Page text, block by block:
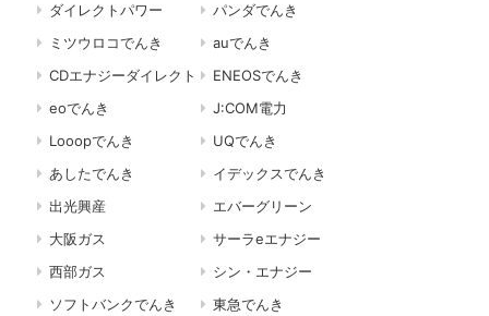
ダイレクトパワー
パンダでんき
ミツウロコでんき
auでんき
CDエナジーダイレクト
ENEOSでんき
eoでんき
J:COM電力
Looopでんき
UQでんき
あしたでんき
イデックスでんき
出光興産
エバーグリーン
大阪ガス
サーラeエナジー
西部ガス
シン・エナジー
ソフトバンクでんき
東急でんき